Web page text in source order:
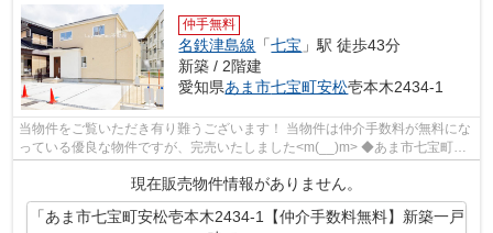
仲手無料
名鉄津島線 「七宝 」駅 徒歩43分
新築 / 2階建
愛知県あま市七宝町安松壱本木2434-1
当物件をご覧いただき有り難うございます！ 当物件は仲介手数料が無料にな
っている優良な物件ですが、完売いたしました<m(__)m> ◆あま市七宝町安
松壱本木でのマイホーム購入...
現在販売物件情報がありません。
「あま市七宝町安松壱本木2434-1【仲介手数料無料】新築一戸